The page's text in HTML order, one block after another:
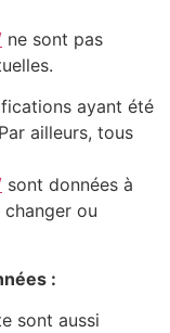
ne sont pas
ayant été
ailleurs, tous
sont données à
ou
:
sont aussi